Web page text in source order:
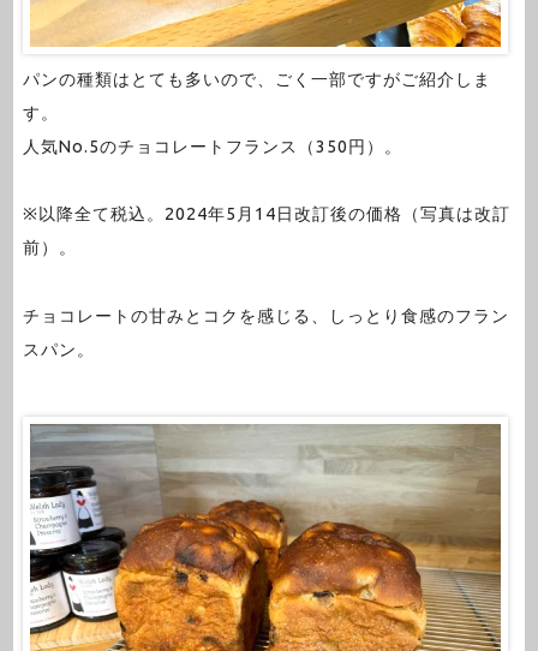
パンの種類はとても多いので、ごく一部ですがご紹介しま
す。
人気No.5のチョコレートフランス（350円）。
※以降全て税込。2024年5月14日改訂後の価格（写真は改訂
前）。
チョコレートの甘みとコクを感じる、しっとり食感のフラン
スパン。